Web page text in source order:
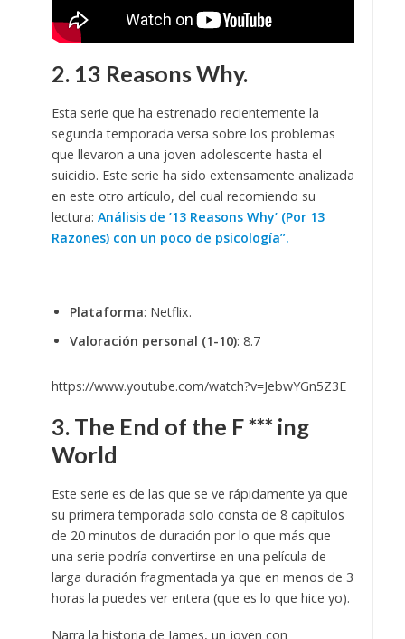
2. 13 Reasons Why.
Esta serie que ha estrenado recientemente la
segunda temporada versa sobre los problemas
que llevaron a una joven adolescente hasta el
suicidio. Este serie ha sido extensamente analizada
en este otro artículo, del cual recomiendo su
lectura: Análisis de ’13 Reasons Why’ (Por 13
Razones) con un poco de psicología”.
Plataforma: Netflix.
Valoración personal (1-10): 8.7
https://www.youtube.com/watch?v=JebwYGn5Z3E
3. The End of the F *** ing
World
Este serie es de las que se ve rápidamente ya que
su primera temporada solo consta de 8 capítulos
de 20 minutos de duración por lo que más que
una serie podría convertirse en una película de
larga duración fragmentada ya que en menos de 3
horas la puedes ver entera (que es lo que hice yo).
Narra la historia de James, un joven con